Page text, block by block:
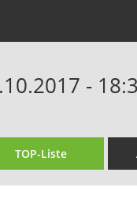
-
TOP-Liste